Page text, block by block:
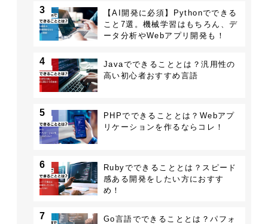
3
【AI開発に必須】Pythonでできる
こと7選。機械学習はもちろん、デ
ータ分析やWebアプリ開発も！
4
Javaでできることとは？汎用性の
高い初心者おすすめ言語
5
PHPでできることとは？Webアプ
リケーションを作るならコレ！
6
Rubyでできることとは？スピード
感ある開発をしたい方におすす
め！
7
Go言語でできることとは？パフォ